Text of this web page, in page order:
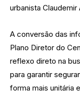
urbanista Claudemir
A conversão das
Plano Diretor do
reflexo direto na
para garantir
forma mais unitária